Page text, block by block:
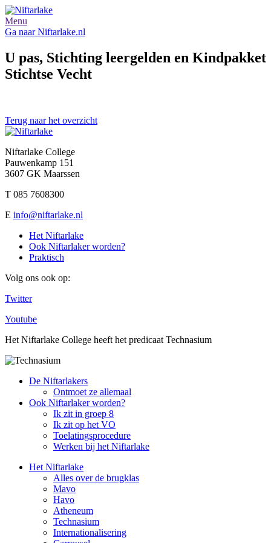
Menu
Ga naar Niftarlake.nl
U pas, Stichting leergelden en Kindpakket
Stichtse Vecht
Terug naar het overzicht
Niftarlake College
Pauwenkamp 151
3607 GK Maarssen
T 085 7608300
E info@niftarlake.nl
Het Niftarlake
Ook Niftarlaker worden?
Praktisch
Volg ons ook op:
Twitter
Youtube
Het Niftarlake College heeft het predicaat Technasium
De Niftarlakers
Ontmoet ze allemaal
Ook Niftarlaker worden?
Ik zit in groep 8
Ik zit op het VO
Toelatingsprocedure
Werken bij het Niftarlake
Het Niftarlake
Alles over de brugklas
Mavo
Havo
Atheneum
Technasium
Internationalisering